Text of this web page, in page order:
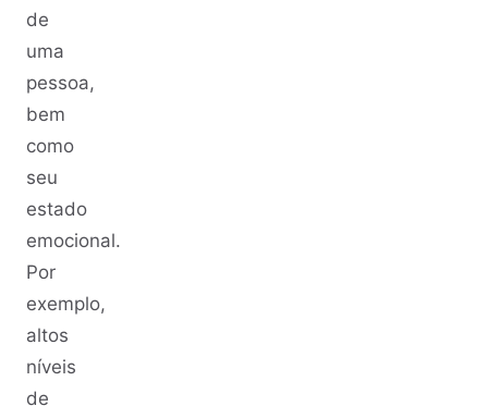
de
uma
pessoa,
bem
como
seu
estado
emocional.
Por
exemplo,
altos
níveis
de